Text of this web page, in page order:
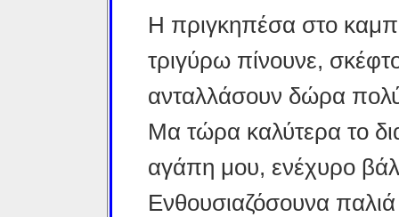
Η πριγκηπέσα στο
τριγύρω πίνουνε,
ανταλλάσουν δώρα
Μα τώρα καλύτερα το
αγάπη μου, ενέχυρο
Ενθουσιαζόσουνα παλιά